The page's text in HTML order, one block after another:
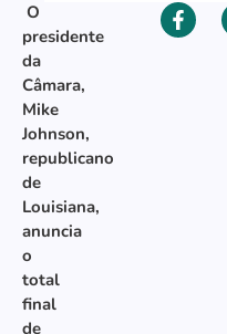
O
presidente
da
Câmara,
Mike
Johnson,
republicano
de
Louisiana,
anuncia
o
total
final
de